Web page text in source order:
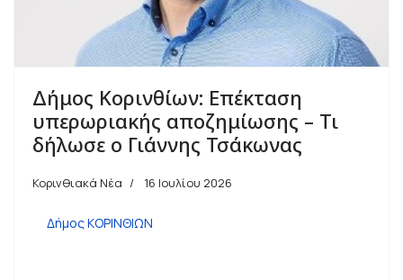
Δήμος Κορινθίων: Επέκταση
υπερωριακής αποζημίωσης – Τι
δήλωσε ο Γιάννης Τσάκωνας
Κορινθιακά Νέα 16 Ιουλίου 2026
Δήμος ΚΟΡΙΝΘΙΩΝ